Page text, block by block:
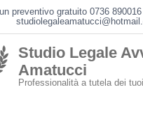
preventivo gratuito 0736
Studio Legale
Amatucci
Professionalità a tutela dei